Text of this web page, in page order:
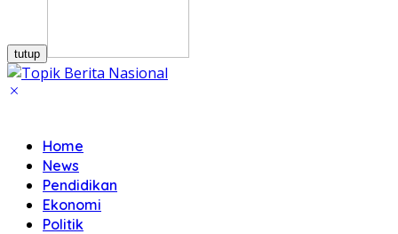
tutup
Home
News
Pendidikan
Ekonomi
Politik